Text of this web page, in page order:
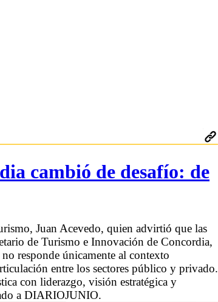
cambió de desafío: de
Juan Acevedo, quien advirtió que las
de Turismo e Innovación de Concordia,
responde únicamente al contexto
entre los sectores público y privado.
con liderazgo, visión estratégica y
a DIARIOJUNIO.